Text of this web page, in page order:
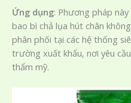
Ứng dụng: Phương pháp
bao bì chả lụa hút chân
phân phối tại các hệ thống
trường xuất khẩu, nơi yêu
thẩm mỹ.